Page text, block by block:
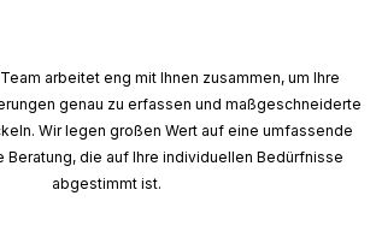
arbeitet eng mit Ihnen zusammen, um Ihre
genau zu erfassen und maßgeschneiderte
Wir legen großen Wert auf eine umfassende
die auf Ihre individuellen Bedürfnisse
abgestimmt ist.